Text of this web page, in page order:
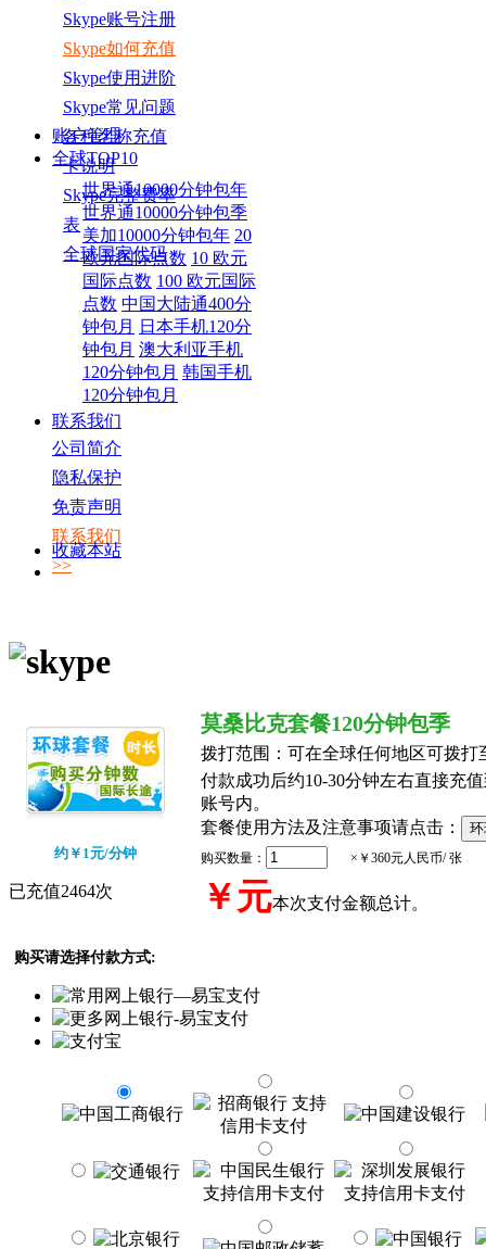
Skype账号注册
Skype如何充值
Skype使用进阶
Skype常见问题
各种名称充值
卡说明
Skype完整费率
表
全球国家代码
账户管理
全球TOP10
世界通10000分钟包年
世界通10000分钟包季
美加10000分钟包年 20
欧元国际点数 10 欧元
国际点数 100 欧元国际
点数 中国大陆通400分
钟包月
日本手机120分
钟包月 澳大利亚手机
120分钟包月 韩国手机
120分钟包月
联系我们
公司简介
隐私保护
免责声明
联系我们
>>
收藏本站
约￥1元/分钟
已充值2464次
莫桑比克套餐120分钟包季
拨打范围： 可在全球任何地区可拨打
付款成功后约10-30分钟左右直接充
账号内。
套餐使用方法及注意事项请点击：
购买数量： ×￥360元人民币/ 张
￥元本次支付金额总计。
购买请选择付款方式: